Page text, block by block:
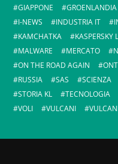
GIAPPONE
GROENLANDIA
I-NEWS
INDUSTRIA IT
KAMCHATKA
KASPERSKY
MALWARE
MERCATO
ON THE ROAD AGAIN
RUSSIA
SAS SCIENZA
STORIA KL
TECNOLOGIA
VOLI
VULCANI